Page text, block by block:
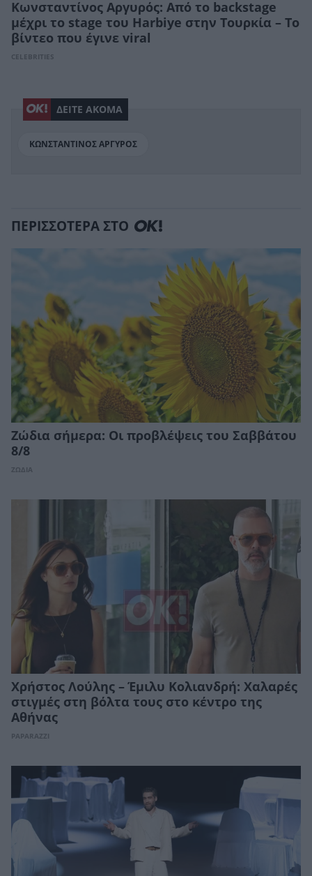
Κωνσταντίνος Αργυρός: Από το backstage
μέχρι το stage του Harbiye στην Τουρκία – Το
βίντεο που έγινε viral
CELEBRITIES
ΔΕΙΤΕ ΑΚΟΜΑ
ΚΩΝΣΤΑΝΤΙΝΟΣ ΑΡΓΥΡΟΣ
ΠΕΡΙΣΣΟΤΕΡΑ ΣΤΟ
Ζώδια σήμερα: Οι προβλέψεις του Σαββάτου
8/8
ΖΩΔΙΑ
Χρήστος Λούλης – Έμιλυ Κολιανδρή: Χαλαρές
στιγμές στη βόλτα τους στο κέντρο της
Αθήνας
PAPARAZZI